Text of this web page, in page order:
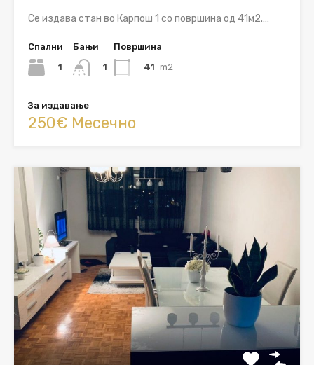
Се издава стан во Карпош 1 со површина од 41м2.…
Спални
1
Бањи
1
Површина
41 m2
За издавање
250€ Месечно